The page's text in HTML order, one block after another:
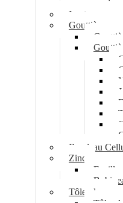
coupoles
Lanterneau
Gouttière
Bandeau
Zinc
Feuille
Tôle plane